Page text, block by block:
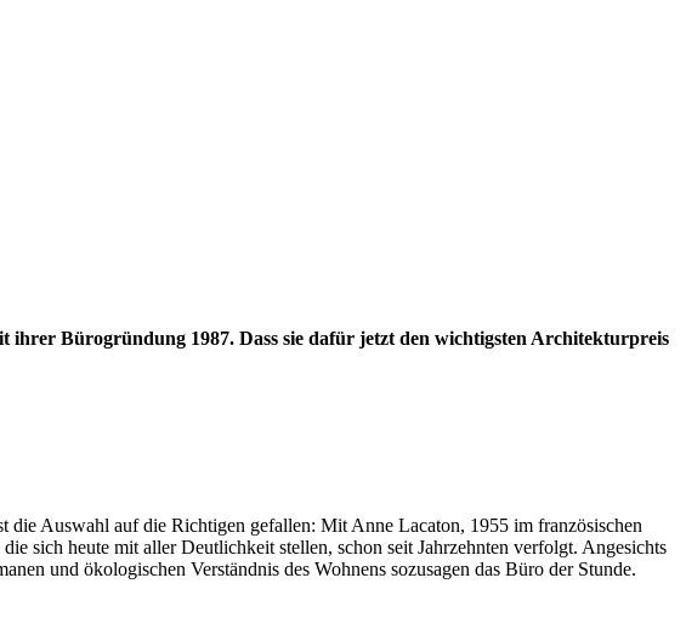
ihrer Bürogründung 1987. Dass sie dafür jetzt den wichtigsten Architekturpreis
die Auswahl auf die Richtigen gefallen: Mit Anne Lacaton, 1955 im französischen
sich heute mit aller Deutlichkeit stellen, schon seit Jahrzehnten verfolgt. Angesichts
und ökologischen Verständnis des Wohnens sozusagen das Büro der Stunde.